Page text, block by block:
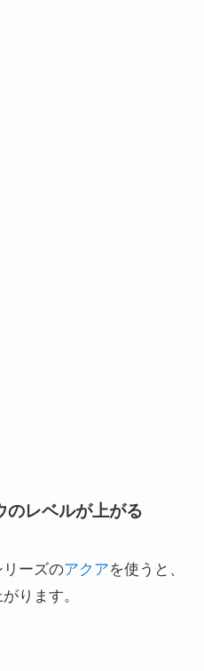
のレベルが上がる
ーズのアクアを使うと、
ります。